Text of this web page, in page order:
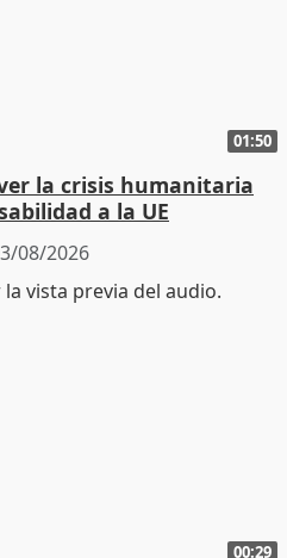
01:50
la crisis humanitaria
a la UE
08/2026
00:29